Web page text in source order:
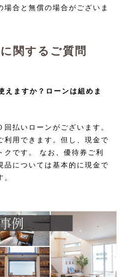
合と無償の場合がございま
関するご質問
えますか？ローンは組めま
払いローンがございます。
利用できます。但し、現金で
クです。 なお、優待券ご利
品については基本的に現金で